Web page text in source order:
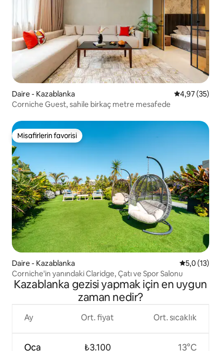
Daire - Kazablanka 5 üzerinden
4,97 (35)
Corniche Guest, sahile birkaç metre mesafede
Misafirlerin favorisi
Misafirlerin favorisi
Daire - Kazablanka 55,0 (13)
Corniche'in yanındaki Claridge, Çatı ve Spor Salonu
Kazablanka gezisi yapmak için en uygun
zaman nedir?
Ay
Oca
Ort. fiyat
₺3.100
Ort. sıcaklık
13°C